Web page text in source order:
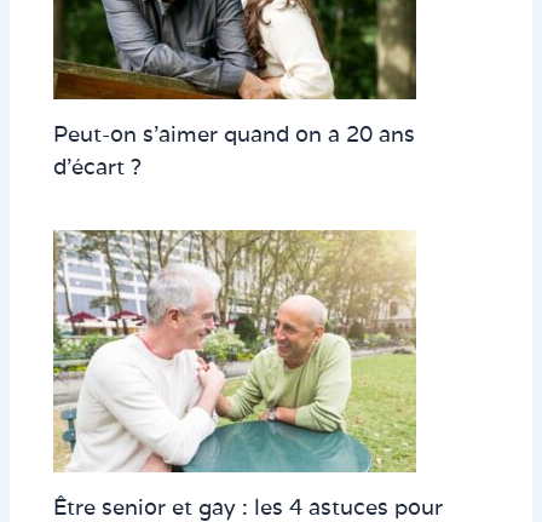
Peut-on s’aimer quand on a 20 ans
d’écart ?
Être senior et gay : les 4 astuces pour